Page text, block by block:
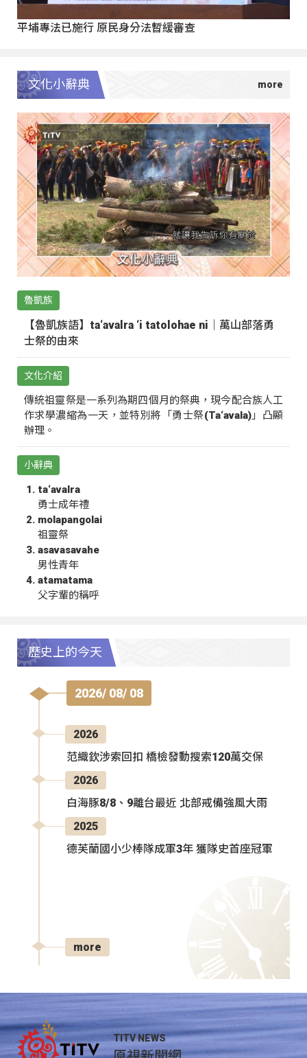
平埔專法已施行 原民身分法暫緩審查
文化小辭典
魯凱族
【魯凱族語】ta‘avalra ‘i tatolohae ni｜萬山部落勇
士祭的由來
文化介紹
傳統祖靈祭是一系列為期四個月的祭典，現今配合族人工
作求學濃縮為一天，並特別將「勇士祭(Ta‘avala)」凸顯
辦理。
小辭典
ta‘avalra
勇士成年禮
molapangolai
祖靈祭
asavasavahe
男性青年
atamatama
父字輩的稱呼
歷史上的今天
2026/ 08/ 08
2026
范織欽涉索回扣 橋檢發動搜索120萬交保
2026
白海豚8/8、9離台最近 北部戒備強風大雨
2025
德芙蘭國小少棒隊成軍3年 獲隊史首座冠軍
more
TITV NEWS